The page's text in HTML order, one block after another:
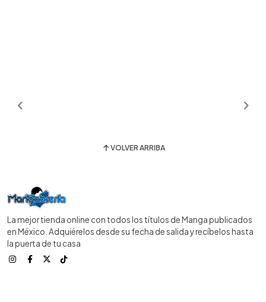
VOLVER ARRIBA
La mejor tienda online con todos los títulos de Manga publicados
en México. Adquiérelos desde su fecha de salida y recíbelos hasta
la puerta de tu casa